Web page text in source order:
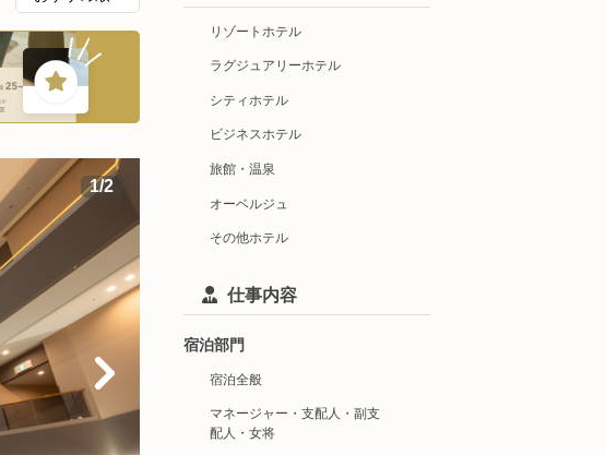
1/2
リゾートホテル
ラグジュアリーホテル
シティホテル
ビジネスホテル
旅館・温泉
オーベルジュ
その他ホテル
仕事内容
宿泊部門
宿泊全般
マネージャー・支配人・副支
配人・女将